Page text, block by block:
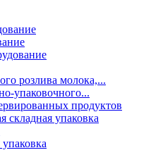
розлива молока,...
упаковочного...
продуктов
складная упаковка